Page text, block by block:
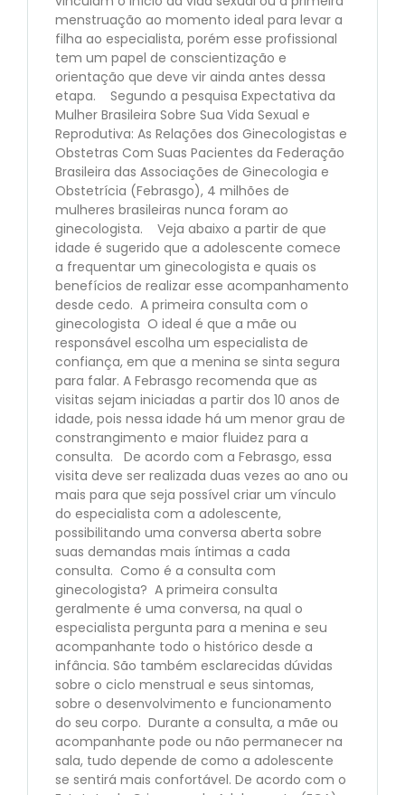
menstruação ao momento ideal para levar a
filha ao especialista, porém esse profissional
tem um papel de conscientização e
orientação que deve vir ainda antes dessa
etapa. Segundo a pesquisa Expectativa da
Mulher Brasileira Sobre Sua Vida Sexual e
Reprodutiva: As Relações dos Ginecologistas e
Obstetras Com Suas Pacientes da Federação
Brasileira das Associações de Ginecologia e
Obstetrícia (Febrasgo), 4 milhões de
mulheres brasileiras nunca foram ao
ginecologista. Veja abaixo a partir de que
idade é sugerido que a adolescente comece
a frequentar um ginecologista e quais os
benefícios de realizar esse acompanhamento
desde cedo. A primeira consulta com o
ginecologista O ideal é que a mãe ou
responsável escolha um especialista de
confiança, em que a menina se sinta segura
para falar. A Febrasgo recomenda que as
visitas sejam iniciadas a partir dos 10 anos de
idade, pois nessa idade há um menor grau de
constrangimento e maior fluidez para a
consulta. De acordo com a Febrasgo, essa
visita deve ser realizada duas vezes ao ano ou
mais para que seja possível criar um vínculo
do especialista com a adolescente,
possibilitando uma conversa aberta sobre
suas demandas mais íntimas a cada
consulta. Como é a consulta com
ginecologista? A primeira consulta
geralmente é uma conversa, na qual o
especialista pergunta para a menina e seu
acompanhante todo o histórico desde a
infância. São também esclarecidas dúvidas
sobre o ciclo menstrual e seus sintomas,
sobre o desenvolvimento e funcionamento
do seu corpo. Durante a consulta, a mãe ou
acompanhante pode ou não permanecer na
sala, tudo depende de como a adolescente
se sentirá mais confortável. De acordo com o